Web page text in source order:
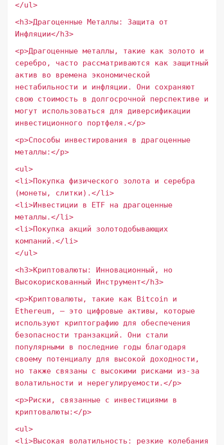
</ul>
<h3>Драгоценные Металлы: Защита от
Инфляции</h3>
<p>Драгоценные металлы, такие как золото и
серебро, часто рассматриваются как защитный
актив во времена экономической
нестабильности и инфляции. Они сохраняют
свою стоимость в долгосрочной перспективе и
могут использоваться для диверсификации
инвестиционного портфеля.</p>
<p>Способы инвестирования в драгоценные
металлы:</p>
<ul>
<li>Покупка физического золота и серебра
(монеты, слитки).</li>
<li>Инвестиции в ETF на драгоценные
металлы.</li>
<li>Покупка акций золотодобывающих
компаний.</li>
</ul>
<h3>Криптовалюты: Инновационный, но
Высокорискованный Инструмент</h3>
<p>Криптовалюты, такие как Bitcoin и
Ethereum, – это цифровые активы, которые
используют криптографию для обеспечения
безопасности транзакций. Они стали
популярными в последние годы благодаря
своему потенциалу для высокой доходности,
но также связаны с высокими рисками из-за
волатильности и нерегулируемости.</p>
<p>Риски, связанные с инвестициями в
криптовалюты:</p>
<ul>
<li>Высокая волатильность: резкие колебания